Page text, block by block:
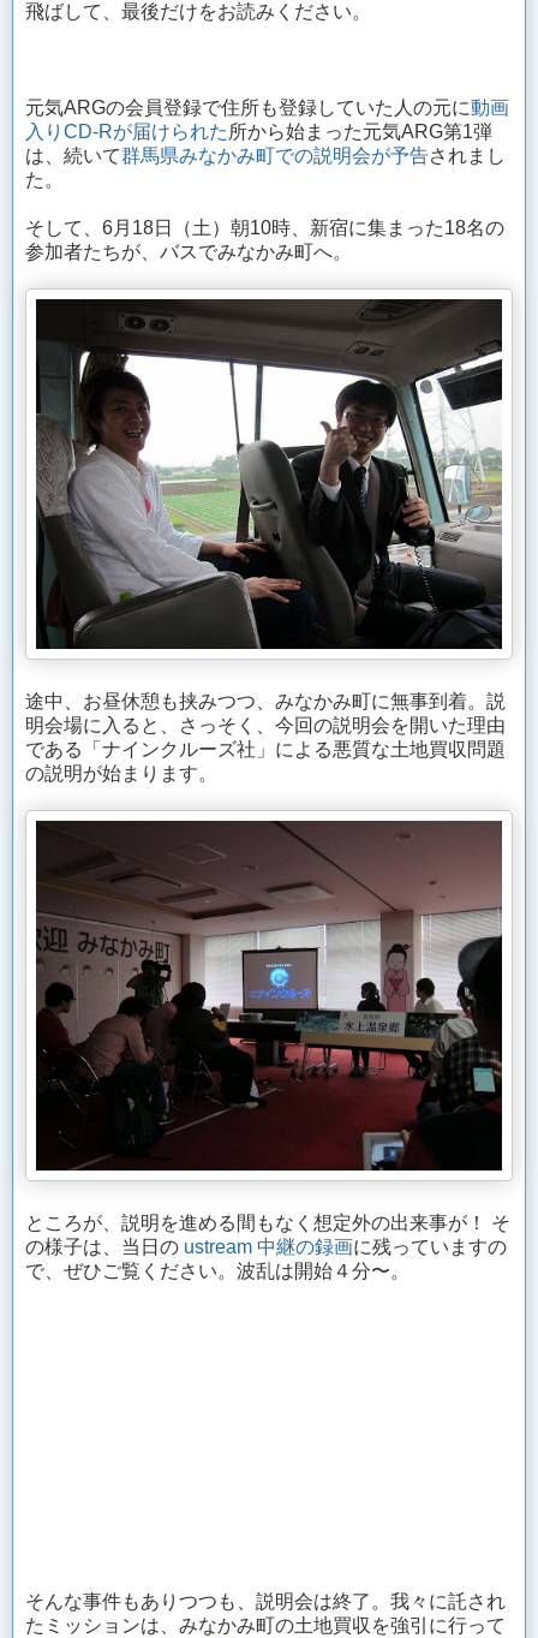
飛ばして、最後だけをお読みください。
元気ARGの会員登録で住所も登録していた人の元に動画
入りCD-Rが届けられた 所から始まった元気ARG第1弾
は、続いて群馬県みなかみ町での説明会が予告されまし
た。
そして、6月18日（土）朝10時、新宿に集まった18名の
参加者たちが、バスでみなかみ町へ。
途中、お昼休憩も挟みつつ、みなかみ町に無事到着。説
明会場に入ると、さっそく、今回の説明会を開いた理由
である「ナインクルーズ社」による悪質な土地買収問題
の説明が始まります。
ところが、説明を進める間もなく想定外の出来事が！ そ
の様子は、当日の ustream 中継の録画に残っていますの
で、ぜひご覧ください。波乱は開始４分〜。
そんな事件もありつつも、説明会は終了。我々に託され
たミッションは、みなかみ町の土地買収を強引に行って